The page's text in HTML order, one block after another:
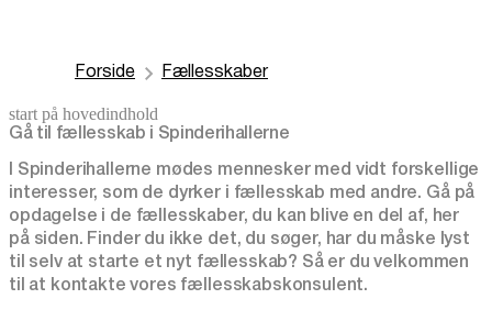
Forside Fællesskaber
start på hovedindhold
Gå til fællesskab i Spinderihallerne
I Spinderihallerne mødes mennesker med vidt forskellige
interesser, som de dyrker i fællesskab med andre. Gå på
opdagelse i de fællesskaber, du kan blive en del af, her
på siden. Finder du ikke det, du søger, har du måske lyst
til selv at starte et nyt fællesskab? Så er du velkommen
til at kontakte vores fællesskabskonsulent.
senest opdateret 3. august 2026